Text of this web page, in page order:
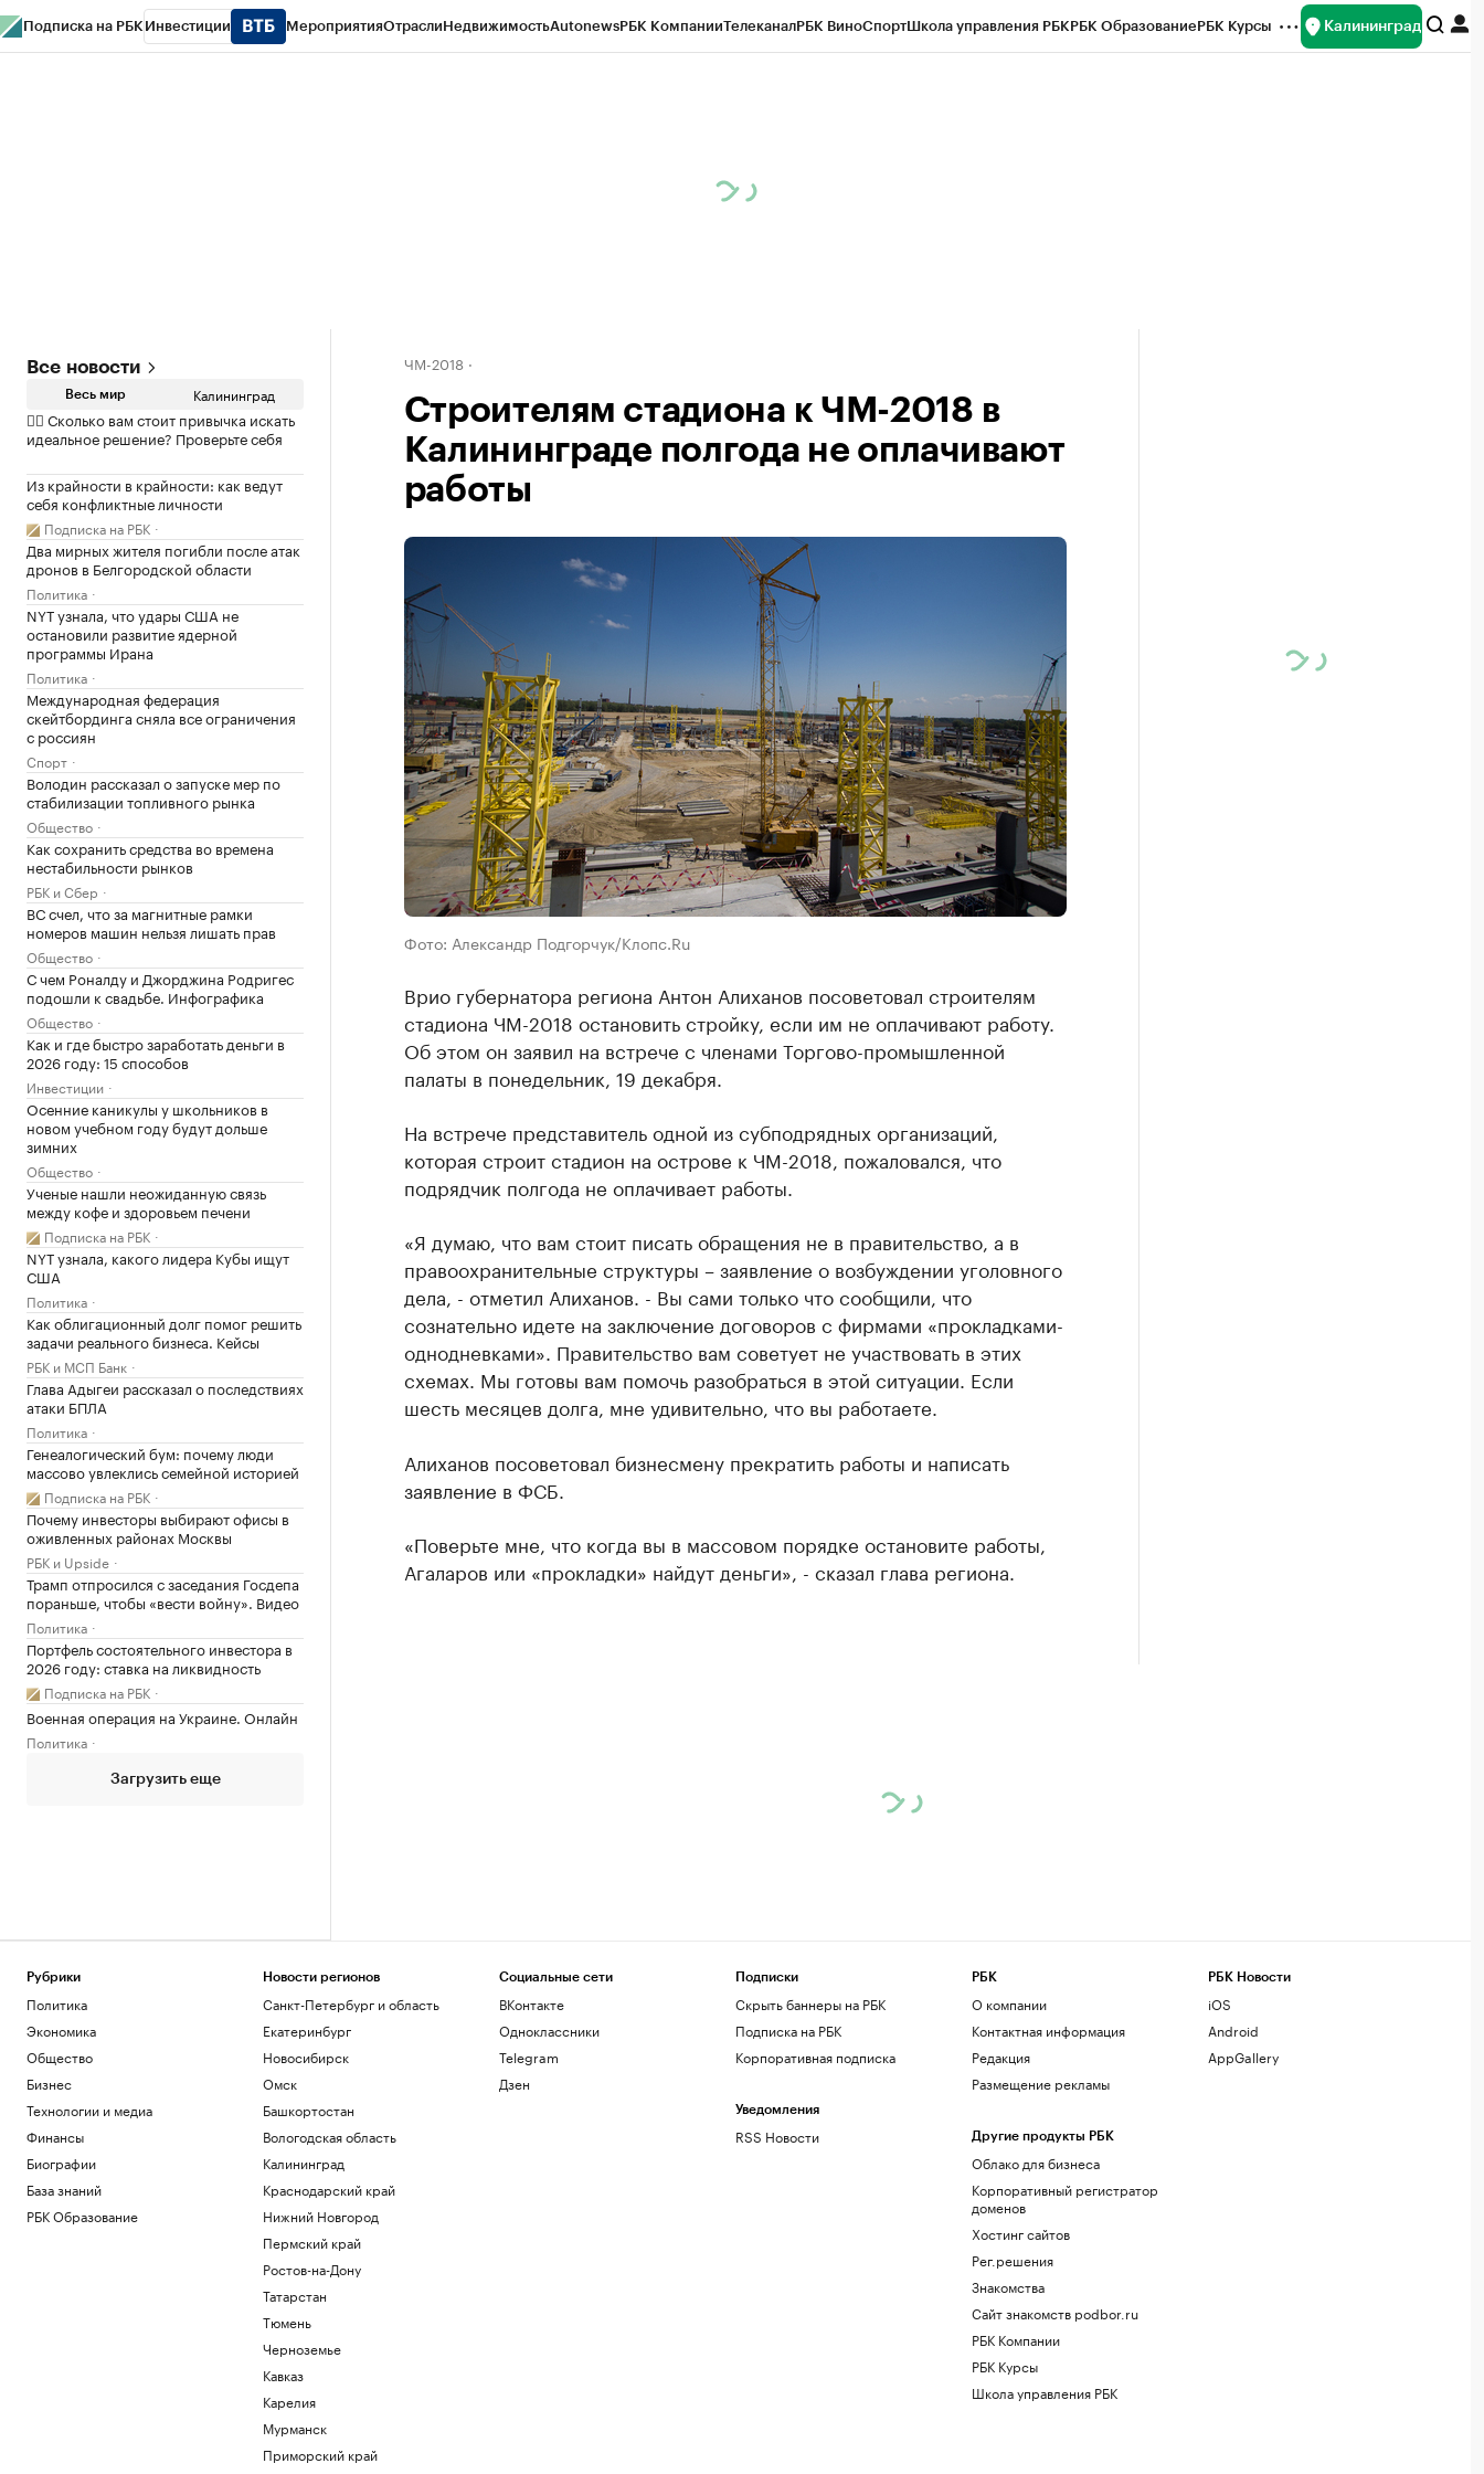
Подписка на РБК Инвестиции МероприятияОтраслиНедвижимостьAutonewsРБК КомпанииТелеканалРБК ВиноСпортШкола управления РБКРБК ОбразованиеРБК Курсы Калининград
Все новости
Весь мир Калининград
✍🏻 Сколько вам стоит привычка искать
идеальное решение? Проверьте себя
Из крайности в крайности: как ведут
себя конфликтные личности
Подписка на РБК
Два мирных жителя погибли после атак
дронов в Белгородской области
Политика
NYT узнала, что удары США не
остановили развитие ядерной
программы Ирана
Политика
Международная федерация
скейтбординга сняла все ограничения
с россиян
Спорт
Володин рассказал о запуске мер по
стабилизации топливного рынка
Общество
Как сохранить средства во времена
нестабильности рынков
РБК и Сбер
ВС счел, что за магнитные рамки
номеров машин нельзя лишать прав
Общество
С чем Роналду и Джорджина Родригес
подошли к свадьбе. Инфографика
Общество
Как и где быстро заработать деньги в
2026 году: 15 способов
Инвестиции
Осенние каникулы у школьников в
новом учебном году будут дольше
зимних
Общество
Ученые нашли неожиданную связь
между кофе и здоровьем печени
Подписка на РБК
NYT узнала, какого лидера Кубы ищут
США
Политика
Как облигационный долг помог решить
задачи реального бизнеса. Кейсы
РБК и МСП Банк
Глава Адыгеи рассказал о последствиях
атаки БПЛА
Политика
Генеалогический бум: почему люди
массово увлеклись семейной историей
Подписка на РБК
Почему инвесторы выбирают офисы в
оживленных районах Москвы
РБК и Upside
Трамп отпросился с заседания Госдепа
пораньше, чтобы «вести войну». Видео
Политика
Портфель состоятельного инвестора в
2026 году: ставка на ликвидность
Подписка на РБК
Военная операция на Украине. Онлайн
Политика
Загрузить еще
ЧМ-2018
Строителям стадиона к ЧМ-2018 в
Калининграде полгода не оплачивают
работы
Фото: Александр Подгорчук/Клопс.Ru
Врио губернатора региона Антон Алиханов посоветовал строителям
стадиона ЧМ-2018 остановить стройку, если им не оплачивают работу.
Об этом он заявил на встрече с членами Торгово-промышленной
палаты в понедельник, 19 декабря.
На встрече представитель одной из субподрядных организаций,
которая строит стадион на острове к ЧМ-2018, пожаловался, что
подрядчик полгода не оплачивает работы.
«Я думаю, что вам стоит писать обращения не в правительство, а в
правоохранительные структуры – заявление о возбуждении уголовного
дела, - отметил Алиханов. - Вы сами только что сообщили, что
сознательно идете на заключение договоров с фирмами «прокладками-
однодневками». Правительство вам советует не участвовать в этих
схемах. Мы готовы вам помочь разобраться в этой ситуации. Если
шесть месяцев долга, мне удивительно, что вы работаете.
Алиханов посоветовал бизнесмену прекратить работы и написать
заявление в ФСБ.
«Поверьте мне, что когда вы в массовом порядке остановите работы,
Агаларов или «прокладки» найдут деньги», - сказал глава региона.
Рубрики
Политика
Экономика
Общество
Бизнес
Технологии и медиа
Финансы
Биографии
База знаний
РБК Образование
Новости регионов
Санкт-Петербург и область
Екатеринбург
Новосибирск
Омск
Башкортостан
Вологодская область
Калининград
Краснодарский край
Нижний Новгород
Пермский край
Ростов-на-Дону
Татарстан
Тюмень
Черноземье
Кавказ
Карелия
Мурманск
Приморский край
Социальные сети
ВКонтакте
Одноклассники
Telegram
Дзен
Подписки
Скрыть баннеры на РБК
Подписка на РБК
Корпоративная подписка
Уведомления
RSS Новости
РБК
О компании
Контактная информация
Редакция
Размещение рекламы
Другие продукты РБК
Облако для бизнеса
Корпоративный регистратор
доменов
Хостинг сайтов
Рег.решения
Знакомства
Сайт знакомств podbor.ru
РБК Компании
РБК Курсы
Школа управления РБК
РБК Новости
iOS
Android
AppGallery